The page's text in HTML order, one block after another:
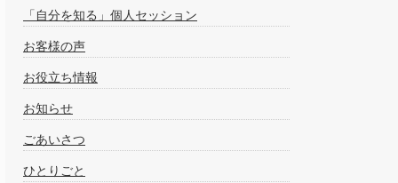
「自分を知る」個人セッション
お客様の声
お役立ち情報
お知らせ
ごあいさつ
ひとりごと